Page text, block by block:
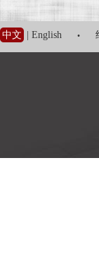
中文 English ·